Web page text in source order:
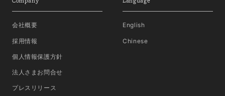
会社概要
採用情報
個人情報保護方針
法人さまお問合せ
プレスリリース
English
Chinese